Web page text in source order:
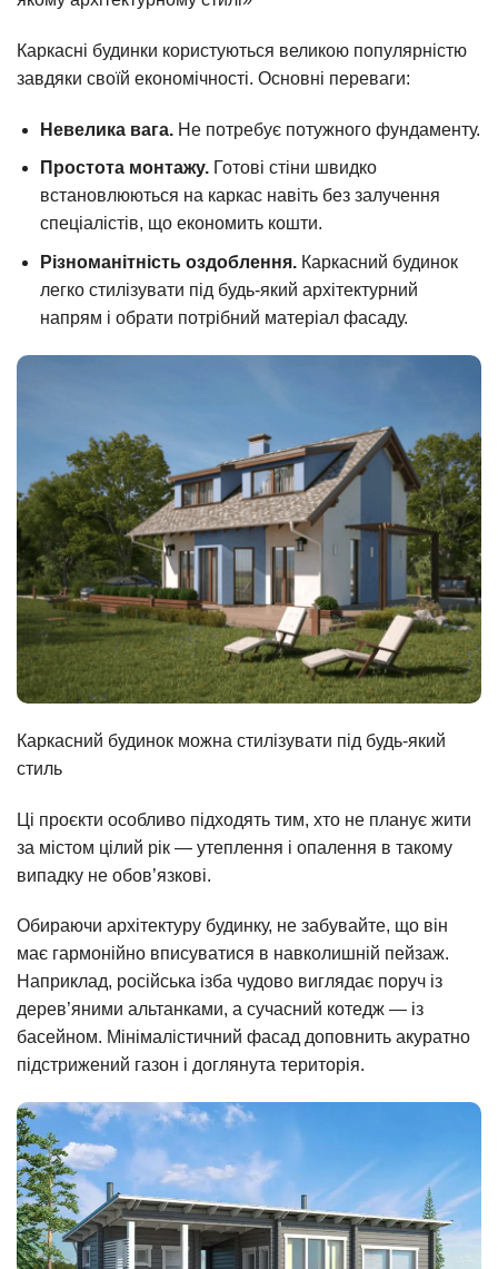
Каркасні будинки користуються великою популярністю
завдяки своїй економічності. Основні переваги:
Невелика вага.Не потребує потужного фундаменту.
Простота монтажу.Готові стіни швидко
встановлюються на каркас навіть без залучення
спеціалістів, що економить кошти.
Різноманітність оздоблення.Каркасний будинок
легко стилізувати під будь-який архітектурний
напрям і обрати потрібний матеріал фасаду.
Каркасний будинок можна стилізувати під будь-який
стиль
Ці проєкти особливо підходять тим, хто не планує жити
за містом цілий рік — утеплення і опалення в такому
випадку не обов’язкові.
Обираючи архітектуру будинку, не забувайте, що він
має гармонійно вписуватися в навколишній пейзаж.
Наприклад, російська ізба чудово виглядає поруч із
дерев’яними альтанками, а сучасний котедж — із
басейном. Мінімалістичний фасад доповнить акуратно
підстрижений газон і доглянута територія.